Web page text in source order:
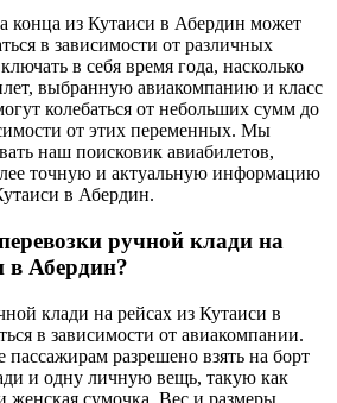
конца из Кутаиси в Абердин может
в зависимости от различных
в себя время года, насколько
выбранную авиакомпанию и класс
колебаться от небольших сумм до
от этих переменных. Мы
наш поисковик авиабилетов,
точную и актуальную информацию
в Абердин.
ручной клади на
в Абердин?
клади на рейсах из Кутаиси в
в зависимости от авиакомпании.
разрешено взять на борт
и одну личную вещь, такую как
женская сумочка. Вес и размеры